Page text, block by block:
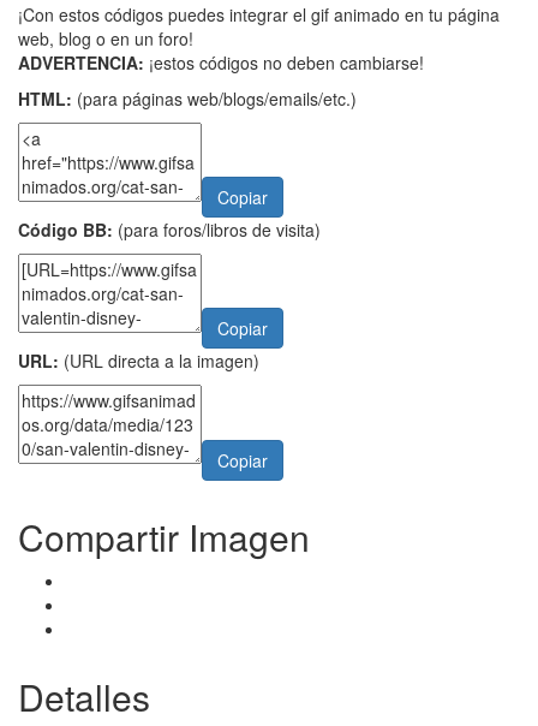
¡Con estos códigos puedes integrar el gif animado en tu página
web, blog o en un foro!
ADVERTENCIA: ¡estos códigos no deben cambiarse!
HTML: (para páginas web/blogs/emails/etc.)
Copiar
Código BB: (para foros/libros de visita)
Copiar
URL: (URL directa a la imagen)
Copiar
Compartir Imagen
Detalles